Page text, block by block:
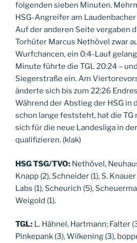
folgenden sieben Minuten.
HSG-Angreifer am
Auf der anderen Seite vergaben
Torhüter Marcus Nethövel zwar
Wurfchancen, ein 0:4-Lauf
Minute führte die TGL 20:24 –
Siegerstraße ein. Am
änderte sich bis zum 22:26
Während der Abstieg der HSG in
schon lange feststeht, hat die TG
sich für die neue Landesliga in
qualifizieren. (klak)
HSG TSG/TVO: Nethövel,
Knapp (2), Schneider (1), S.
Labs (1), Scheurich (5),
Weigold (1).
TGL: L. Hähnel, Hartmann; Falter
Pinkepank (3), Wilkening (3),